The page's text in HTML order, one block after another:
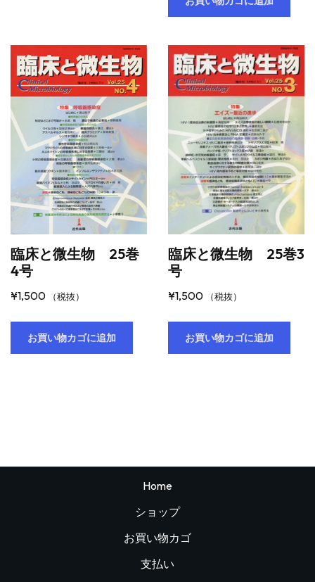
臨床と微生物 25巻
4号
¥1,500 （税抜）
お買い物カゴに追加
臨床と微生物 25巻3
号
¥1,500 （税抜）
お買い物カゴに追加
Home
ショップ
お買い物カゴ
支払い